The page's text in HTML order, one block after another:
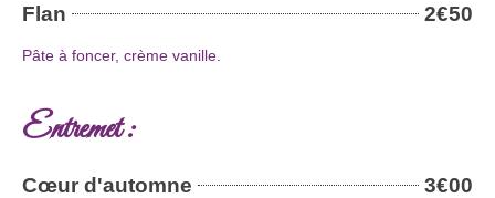
Flan 2€50
Pâte à foncer, crème vanille.
Entremet :
Cœur d'automne 3€00